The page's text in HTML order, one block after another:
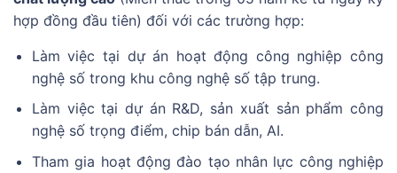
hợp đồng đầu tiên) đối với các trường hợp:
Làm việc tại dự án hoạt động công nghiệp công
nghệ số trong khu công nghệ số tập trung.
Làm việc tại dự án R&D, sản xuất sản phẩm công
nghệ số trọng điểm, chip bán dẫn, AI.
Tham gia hoạt động đào tạo nhân lực công nghiệp